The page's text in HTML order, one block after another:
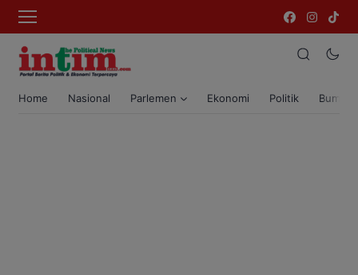
Home Nasional Parlemen Ekonomi Politik Bumi